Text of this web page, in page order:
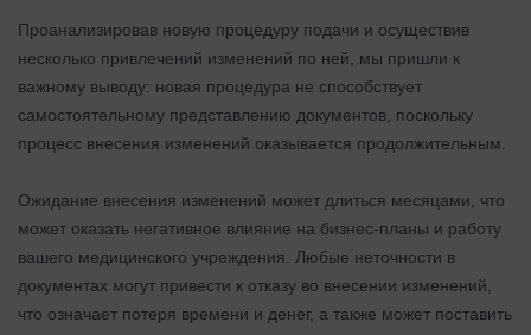
Проанализировав новую процедуру подачи и осуществив
несколько привлечений изменений по ней, мы пришли к
важному выводу: новая процедура не способствует
самостоятельному представлению документов, поскольку
процесс внесения изменений оказывается продолжительным.
Ожидание внесения изменений может длиться месяцами, что
может оказать негативное влияние на бизнес-планы и работу
вашего медицинского учреждения. Любые неточности в
документах могут привести к отказу во внесении изменений,
что означает потеря времени и денег, а также может поставить